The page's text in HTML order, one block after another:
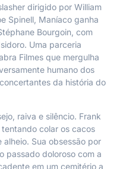
dirigido por William
Spinell, Maníaco ganha
Bourgoin, com
Uma parceria
Filmes que mergulha
humano dos
da história do
raiva e silêncio. Frank
colar os cacos
Sua obsessão por
passado doloroso com a
em um cemitério a